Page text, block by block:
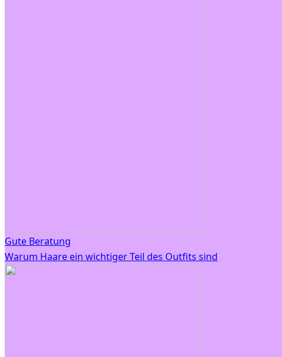
Gute Beratung
Warum Haare ein wichtiger Teil des Outfits sind